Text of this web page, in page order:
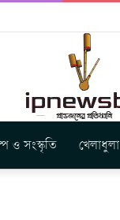
ও সংস্কৃতি খেলাধুলা